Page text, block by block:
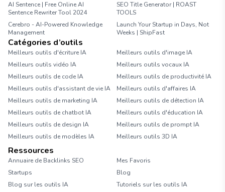
AI Sentence | Free Online AI
Sentence Rewriter Tool 2024
SEO Title Generator | ROAST
TOOLS
Cerebro - AI-Powered Knowledge
Management
Launch Your Startup in Days, Not
Weeks | ShipFast
Catégories d’outils
Meilleurs outils d'écriture IA
Meilleurs outils d'image IA
Meilleurs outils vidéo IA
Meilleurs outils vocaux IA
Meilleurs outils de code IA
Meilleurs outils de productivité IA
Meilleurs outils d'assistant de vie IA
Meilleurs outils d'affaires IA
Meilleurs outils de marketing IA
Meilleurs outils de détection IA
Meilleurs outils de chatbot IA
Meilleurs outils d'éducation IA
Meilleurs outils de design IA
Meilleurs outils de prompt IA
Meilleurs outils de modèles IA
Meilleurs outils 3D IA
Ressources
Annuaire de Backlinks SEO
Mes Favoris
Startups
Blog
Blog sur les outils IA
Tutoriels sur les outils IA